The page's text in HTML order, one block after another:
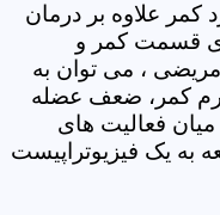
کمر علاوه بر درمان
قسمت کمر و
، می توان به
کمر، ضعف عضله
فعالیت های
به یک فیزیوتراپیست